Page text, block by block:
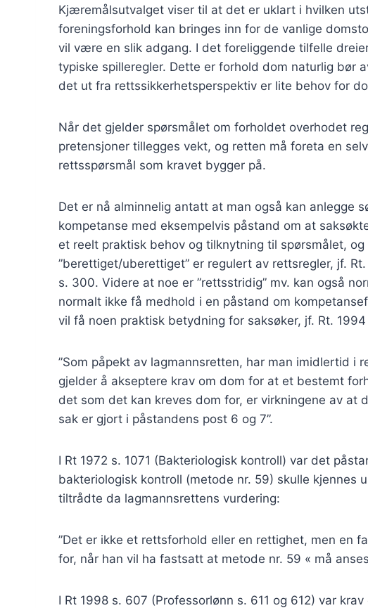
Kjæremålsutvalget viser til at det er uklart i hvilken
foreningsforhold kan bringes inn for de vanlige
vil være en slik adgang. I det foreliggende tilfelle
typiske spilleregler. Dette er forhold dom naturlig bør
det ut fra rettssikkerhetsperspektiv er lite behov for
Når det gjelder spørsmålet om forholdet overhodet
pretensjoner tillegges vekt, og retten må foreta en
rettsspørsmål som kravet bygger på.
Det er nå alminnelig antatt at man også kan anlegge
kompetanse med eksempelvis påstand om at
et reelt praktisk behov og tilknytning til spørsmålet,
”berettiget/uberettiget” er regulert av rettsregler, jf.
s. 300. Videre at noe er ”rettsstridig” mv. kan også
normalt ikke få medhold i en påstand om
vil få noen praktisk betydning for saksøker, jf. Rt.
”Som påpekt av lagmannsretten, har man imidlertid
gjelder å akseptere krav om dom for at et bestemt
det som det kan kreves dom for, er virkningene av at
sak er gjort i påstandens post 6 og 7”.
I Rt 1972 s. 1071 (Bakteriologisk kontroll) var det
bakteriologisk kontroll (metode nr. 59) skulle kjennes
tiltrådte da lagmannsrettens vurdering:
”Det er ikke et rettsforhold eller en rettighet, men en
for, når han vil ha fastsatt at metode nr. 59 « må
I Rt 1998 s. 607 (Professorlønn s. 611 og 612) var